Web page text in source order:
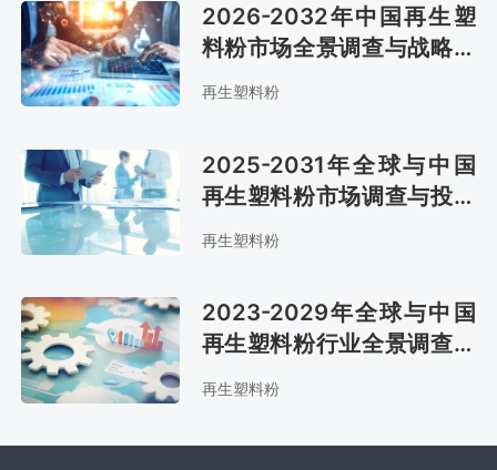
2026-2032年中国再生塑
料粉市场全景调查与战略咨
询报告
再生塑料粉
2025-2031年全球与中国
再生塑料粉市场调查与投资
潜力分析报告
再生塑料粉
2023-2029年全球与中国
再生塑料粉行业全景调查与
未来前景预测报告
再生塑料粉